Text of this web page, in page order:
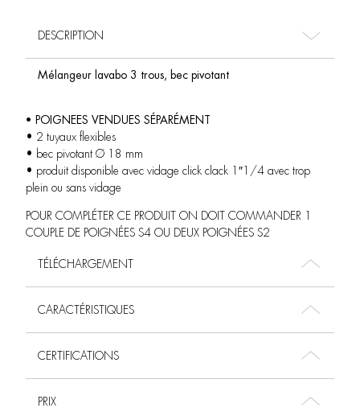
DESCRIPTION
Mélangeur lavabo 3 trous, bec pivotant
• POIGNEES VENDUES SÉPARÉMENT
• 2 tuyaux flexibles
• bec pivotant Ø 18 mm
• produit disponible avec vidage click clack 1″1/4 avec trop
plein ou sans vidage
POUR COMPLÉTER CE PRODUIT ON DOIT COMMANDER 1
COUPLE DE POIGNÉES S4 OU DEUX POIGNÉES S2
TÉLÉCHARGEMENT
CARACTÉRISTIQUES
CERTIFICATIONS
PRIX